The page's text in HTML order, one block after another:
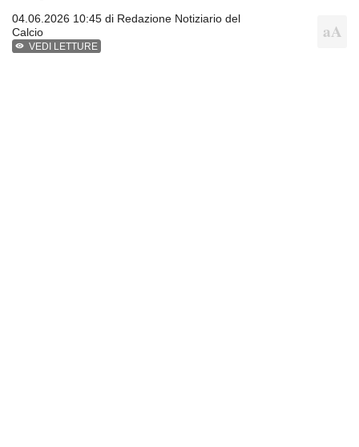
04.06.2026 10:45 di Redazione Notiziario del
Calcio
VEDI LETTURE